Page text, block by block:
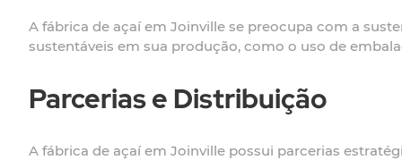
A fábrica de açaí em Joinville se preocupa com a
sustentáveis em sua produção, como o uso de
Parcerias e Distribuição
A fábrica de açaí em Joinville possui parcerias